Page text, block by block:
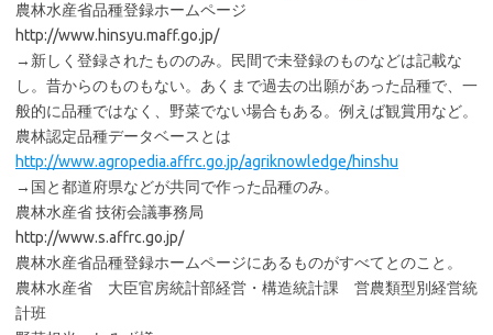
農林水産省品種登録ホームページ
http://www.hinsyu.maff.go.jp/
→新しく登録されたもののみ。民間で未登録のものなどは記載な
し。昔からのものもない。あくまで過去の出願があった品種で、一
般的に品種ではなく、野菜でない場合もある。例えば観賞用など。
農林認定品種データベースとは
http://www.agropedia.affrc.go.jp/agriknowledge/hinshu
→国と都道府県などが共同で作った品種のみ。
農林水産省 技術会議事務局
http://www.s.affrc.go.jp/
農林水産省品種登録ホームページにあるものがすべてとのこと。
農林水産省 大臣官房統計部経営・構造統計課 営農類型別経営統
計班